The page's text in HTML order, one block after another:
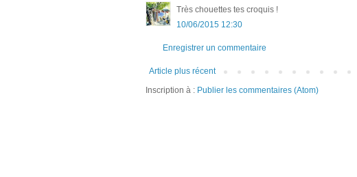
Très chouettes tes croquis !
10/06/2015 12:30
Enregistrer un commentaire
Article plus récent
Inscription à : Publier les commentaires (Atom)